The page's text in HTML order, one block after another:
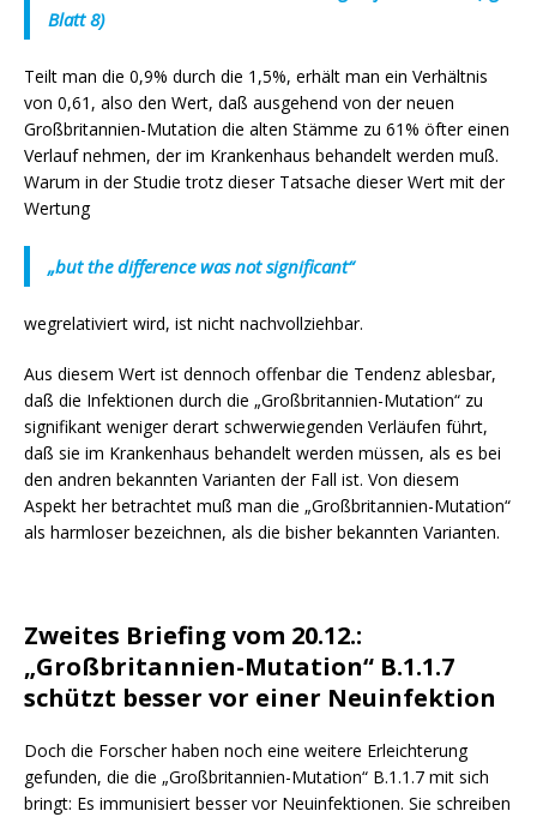
Blatt 8)
Teilt man die 0,9% durch die 1,5%, erhält man ein Verhältnis
von 0,61, also den Wert, daß ausgehend von der neuen
Großbritannien-Mutation die alten Stämme zu 61% öfter einen
Verlauf nehmen, der im Krankenhaus behandelt werden muß.
Warum in der Studie trotz dieser Tatsache dieser Wert mit der
Wertung
„but the difference was not significant“
wegrelativiert wird, ist nicht nachvollziehbar.
Aus diesem Wert ist dennoch offenbar die Tendenz ablesbar,
daß die Infektionen durch die „Großbritannien-Mutation“ zu
signifikant weniger derart schwerwiegenden Verläufen führt,
daß sie im Krankenhaus behandelt werden müssen, als es bei
den andren bekannten Varianten der Fall ist. Von diesem
Aspekt her betrachtet muß man die „Großbritannien-Mutation“
als harmloser bezeichnen, als die bisher bekannten Varianten.
Zweites Briefing vom 20.12.:
„Großbritannien-Mutation“ B.1.1.7
schützt besser vor einer Neuinfektion
Doch die Forscher haben noch eine weitere Erleichterung
gefunden, die die „Großbritannien-Mutation“ B.1.1.7 mit sich
bringt: Es immunisiert besser vor Neuinfektionen. Sie schreiben